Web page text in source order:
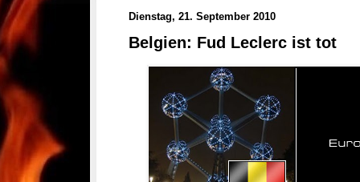
Dienstag, 21. September 2010
Belgien: Fud Leclerc ist tot